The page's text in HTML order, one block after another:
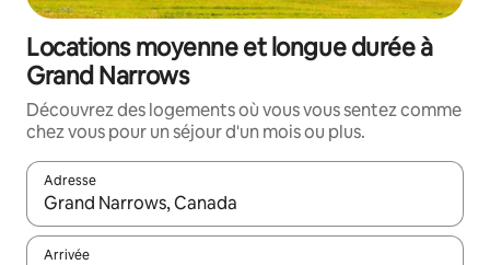
Locations moyenne et longue durée à
Grand Narrows
Découvrez des logements où vous vous sentez comme
chez vous pour un séjour d'un mois ou plus.
Adresse
Lorsque les résultats s'affichent, utilisez les flèches vers le
Arrivée